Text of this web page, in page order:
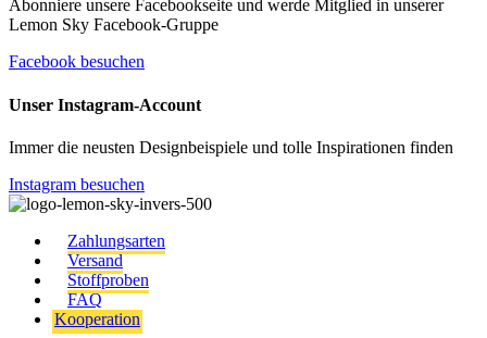
Abonniere unsere Facebookseite und werde Mitglied in unserer
Lemon Sky Facebook-Gruppe
Facebook besuchen
Unser Instagram-Account
Immer die neusten Designbeispiele und tolle Inspirationen finden
Instagram besuchen
Zahlungsarten
Versand
Stoffproben
FAQ
Kooperation